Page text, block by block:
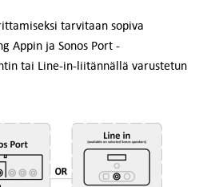
tarvitaan sopiva
Appin ja Sonos Port -
tai Line-in-liitännällä varustetun